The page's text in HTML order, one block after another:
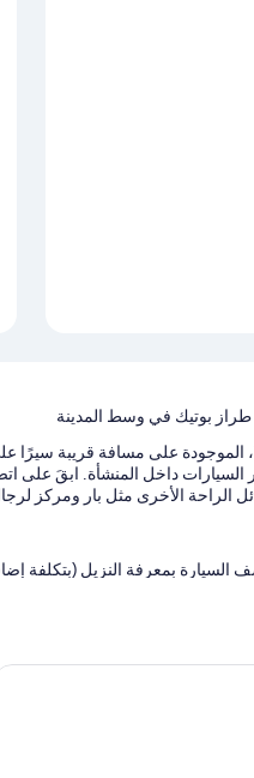
طراز بوتيك في وسط المدينة
الموجودة على مسافة قريبة سيرًا
الراحة الأخرى مثل بار ومركز
بمعرفة النزيل (بتكلفة
المتميز لكل من الموقع المركزي
رينوسو